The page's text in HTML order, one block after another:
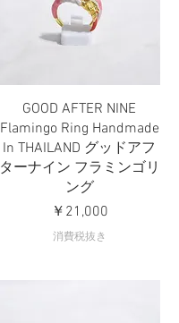
クイックビュー
GOOD AFTER NINE
Flamingo Ring Handmade
In THAILAND グッドアフ
ターナイン フラミンゴリ
ング
価格
￥21,000
消費税抜き